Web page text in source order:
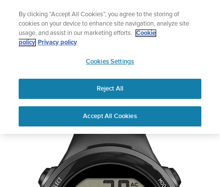
ニュースレターに登録すると、5％オフになります。
|返品無料
APAC
By clicking “Accept All Cookies”, you agree to the storing of
cookies on your device to enhance site navigation, analyze site
usage, and assist in our marketing efforts.
Cookie
policy Privacy policy
Cookies Settings
Reject All
Accept All Cookies